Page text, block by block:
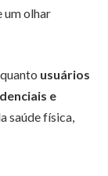
um olhar
quanto usuários
e
saúde física,